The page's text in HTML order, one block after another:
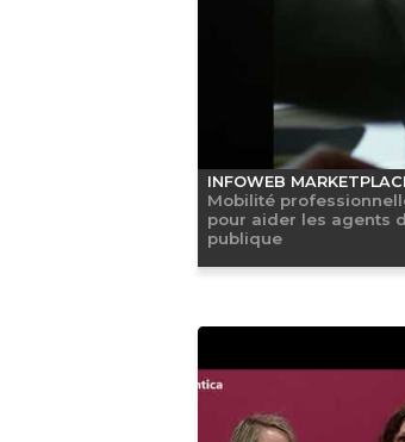
INFOWEB
Mobilité
pour aider les agents
publique